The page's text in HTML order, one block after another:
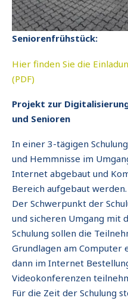
Seniorenfrühstück:
Hier finden Sie die
(PDF)
Projekt zur
und Senioren
In einer 3-tägigen
und Hemmnisse im
Internet abgebaut und
Bereich aufgebaut werden.
Der Schwerpunkt der
und sicheren Umgang mit
Schulung sollen die
Grundlagen am Computer
dann im Internet
Videokonferenzen
Für die Zeit der Schulung